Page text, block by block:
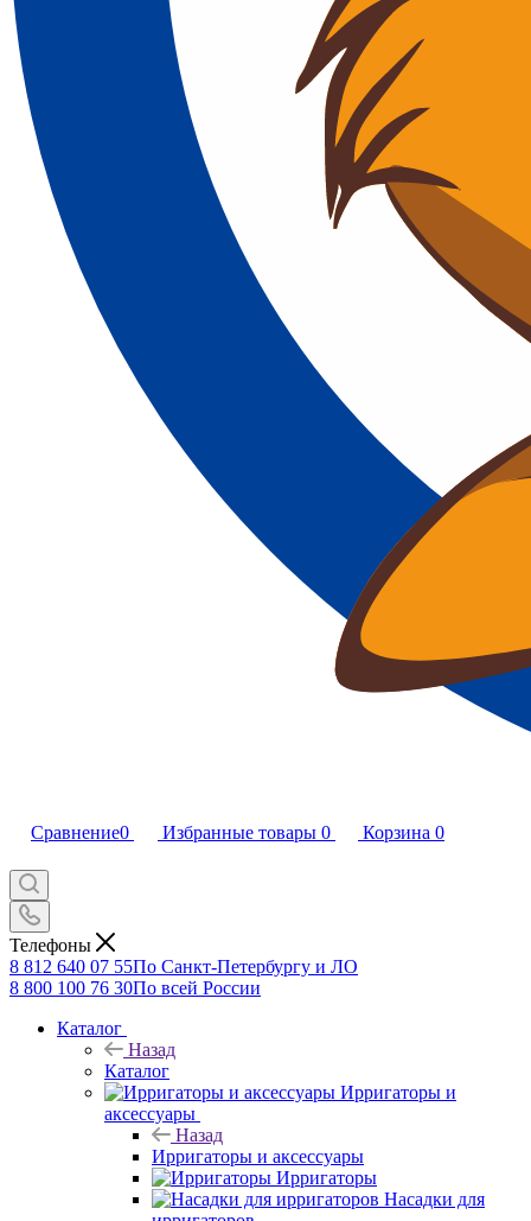
Сравнение0 Избранные товары 0 Корзина 0
Телефоны
8 812 640 07 55По Санкт-Петербургу и ЛО
8 800 100 76 30По всей России
Каталог
Назад
Каталог
Ирригаторы и
аксессуары
Назад
Ирригаторы и аксессуары
Ирригаторы
Насадки для